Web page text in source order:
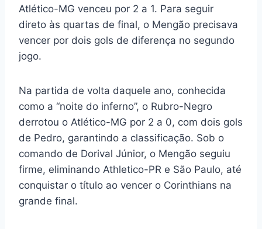
Atlético-MG venceu por 2 a 1. Para seguir
direto às quartas de final, o Mengão precisava
vencer por dois gols de diferença no segundo
jogo.
Na partida de volta daquele ano, conhecida
como a “noite do inferno”, o Rubro-Negro
derrotou o Atlético-MG por 2 a 0, com dois gols
de Pedro, garantindo a classificação. Sob o
comando de Dorival Júnior, o Mengão seguiu
firme, eliminando Athletico-PR e São Paulo, até
conquistar o título ao vencer o Corinthians na
grande final.